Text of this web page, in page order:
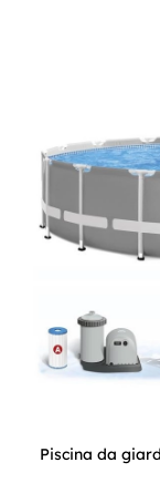
Piscina da